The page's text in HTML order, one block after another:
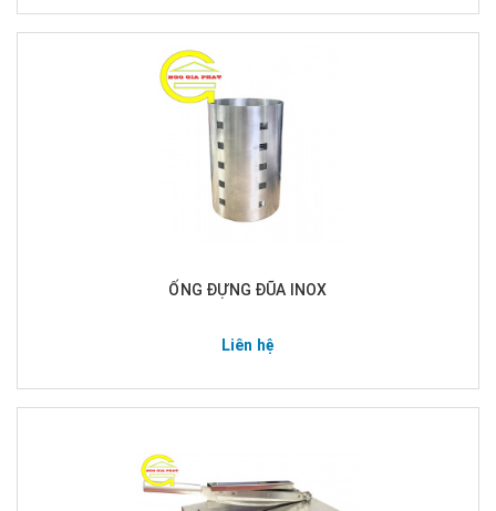
ỐNG ĐỰNG ĐŨA INOX
Liên hệ